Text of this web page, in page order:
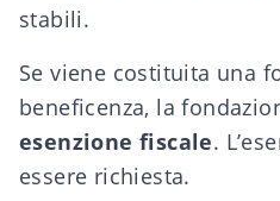
stabili.
Se viene costituita una
beneficenza, la
esenzione fiscale.
essere richiesta.